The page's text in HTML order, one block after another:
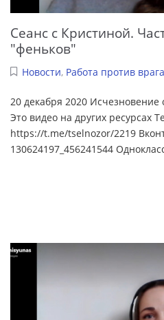
Сеанс с Кристиной.
"феньков"
Новости, Работа против врага
20 декабря 2020 Исчезновение
Это видео на других ресурсах
https://t.me/tselnozor/2219
130624197_456241544